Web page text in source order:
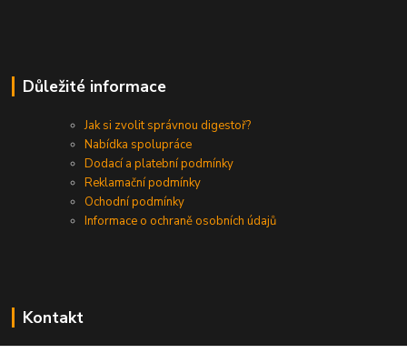
Důležité informace
Jak si zvolit správnou digestoř?
Nabídka spolupráce
Dodací a platební podmínky
Reklamační podmínky
Ochodní podmínky
Informace o ochraně osobních údajů
Kontakt